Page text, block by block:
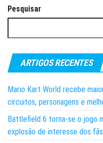
Pesquisar
ARTIGOS RECENTES
Mario Kart World recebe
circuitos, personagens e
Battlefield 6 torna-se o jogo
explosão de interesse dos fãs